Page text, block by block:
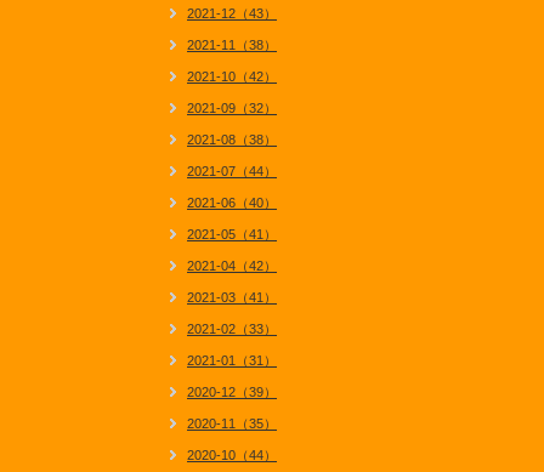
2021-12（43）
2021-11（38）
2021-10（42）
2021-09（32）
2021-08（38）
2021-07（44）
2021-06（40）
2021-05（41）
2021-04（42）
2021-03（41）
2021-02（33）
2021-01（31）
2020-12（39）
2020-11（35）
2020-10（44）